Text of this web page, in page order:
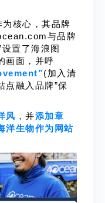
核心，其品牌
与品牌
置了海浪图
画面，并呼
(加入清
点融入品牌”保
风 ，并添加章
洋生物作为网站